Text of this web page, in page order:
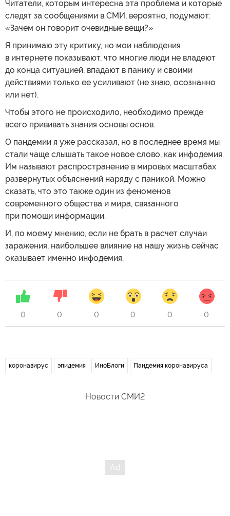
Читатели, которым интересна эта проблема и которые
следят за сообщениями в СМИ, вероятно, подумают:
«Зачем он говорит очевидные вещи?»
Я принимаю эту критику, но мои наблюдения
в интернете показывают, что многие люди не владеют
до конца ситуацией, впадают в панику и своими
действиями только ее усиливают (не знаю, осознанно
или нет).
Чтобы этого не происходило, необходимо прежде
всего прививать знания основы основ.
О пандемии я уже рассказал, но в последнее время мы
стали чаще слышать такое новое слово, как инфодемия.
Им называют распространение в мировых масштабах
развернутых объяснений наряду с паникой. Можно
сказать, что это также один из феноменов
современного общества и мира, связанного
при помощи информации.
И, по моему мнению, если не брать в расчет случаи
заражения, наибольшее влияние на нашу жизнь сейчас
оказывает именно инфодемия.
0 0 0 0 0 0
коронавирус эпидемия ИноБлоги Пандемия коронавируса
Новости СМИ2